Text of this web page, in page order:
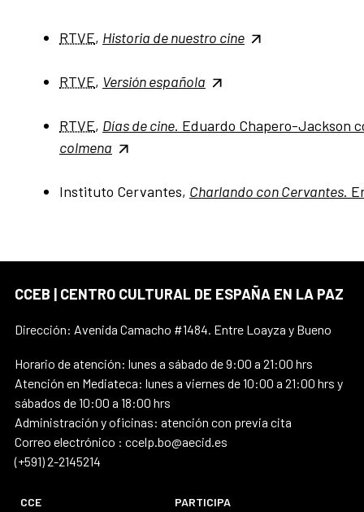
RTVE, Historia de nuestro cine
RTVE, Versión española
RTVE, Días de cine. Eduardo Chapero-Jackson
colmena
Instituto Cervantes, Charlando con Cervantes.
CCEB | CENTRO CULTURAL DE ESPAÑA EN LA PAZ
Dirección: Avenida Camacho #1484. Entre Loayza y Bueno
Horario de atención: lunes a sábado de 9:00 a 21:00 hrs
Atención en Mediateca: lunes a viernes de 10:00 a 21:00 hrs y
sábados de 10:00 a 18:00 hrs
Administración y oficinas: atención con previa cita
Correo electrónico : ccelp.bo@aecid.es
(+591) 2-2145214
CCE
PARTICIPA